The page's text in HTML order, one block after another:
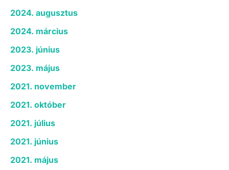
2024. augusztus
2024. március
2023. június
2023. május
2021. november
2021. október
2021. július
2021. június
2021. május